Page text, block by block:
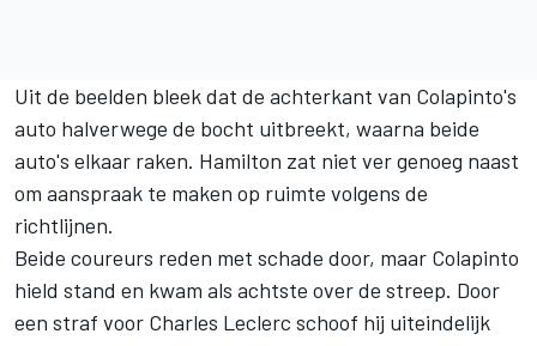
Uit de beelden bleek dat de achterkant van Colapinto's
auto halverwege de bocht uitbreekt, waarna beide
auto's elkaar raken. Hamilton zat niet ver genoeg naast
om aanspraak te maken op ruimte volgens de
richtlijnen.
Beide coureurs reden met schade door, maar Colapinto
hield stand en kwam als achtste over de streep. Door
een straf voor Charles Leclerc schoof hij uiteindelijk